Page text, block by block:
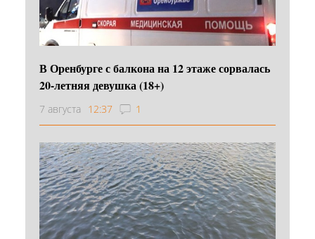
В Оренбурге с балкона на 12 этаже сорвалась
20-летняя девушка (18+)
7 августа 12:37 1